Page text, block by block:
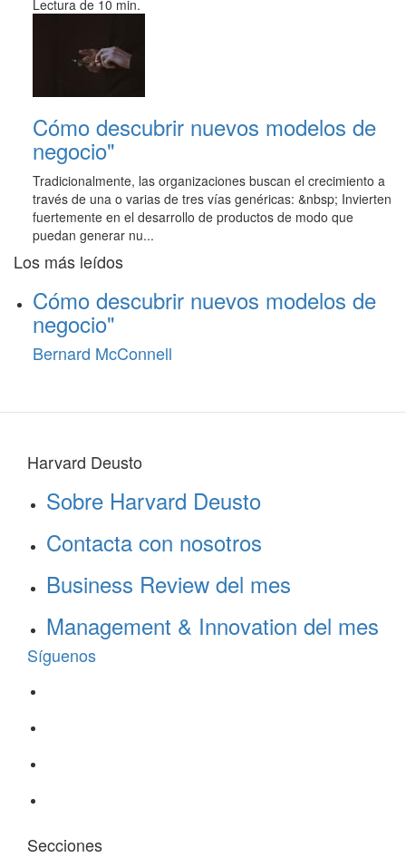
Lectura de 10 min.
Cómo descubrir nuevos modelos de
negocio"
Tradicionalmente, las organizaciones buscan el crecimiento a
través de una o varias de tres vías genéricas: &nbsp; Invierten
fuertemente en el desarrollo de productos de modo que
puedan generar nu...
Los más leídos
Cómo descubrir nuevos modelos de
negocio"
Bernard McConnell
Harvard Deusto
Sobre Harvard Deusto
Contacta con nosotros
Business Review del mes
Management & Innovation del mes
Síguenos
Secciones